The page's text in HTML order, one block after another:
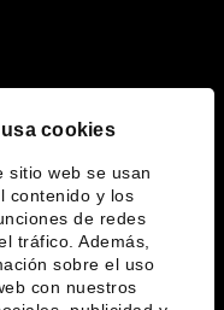
cookies
sitio web se usan
contenido y los
de redes
tráfico. Además,
sobre el uso
con nuestros